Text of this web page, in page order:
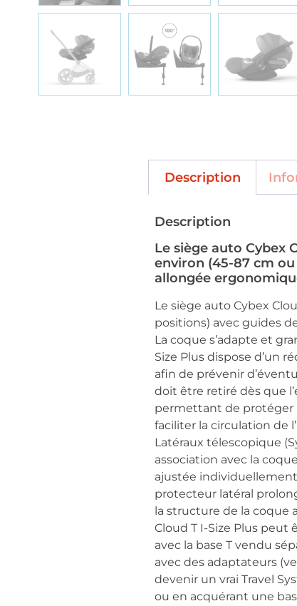
Description
Description
Le siège auto Cybex
environ (45-87 cm ou
allongée
Le siège auto Cybex
positions) avec guides
La coque s’adapte et
Size Plus dispose d’un
afin de prévenir
doit être retiré dès que
permettant de protéger
faciliter la circulation de
Latéraux télescopique
association avec la
ajustée
protecteur latéral
la structure de la coque
Cloud T I-Size Plus
avec la base T vendu
avec des adaptateurs
devenir un vrai Travel
ou en acquérant une